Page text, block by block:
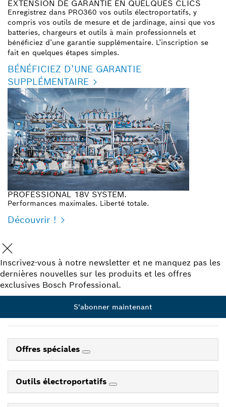
EXTENSION DE GARANTIE EN QUELQUES CLICS
Enregistrez dans PRO360 vos outils électroportatifs, y
compris vos outils de mesure et de jardinage, ainsi que vos
batteries, chargeurs et outils à main professionnels et
bénéficiez d’une garantie supplémentaire. L’inscription se
fait en quelques étapes simples.
BÉNÉFICIEZ D’UNE GARANTIE
SUPPLÉMENTAIRE
PROFESSIONAL 18V SYSTEM.
Performances maximales. Liberté totale.
Découvrir !
Inscrivez-vous à notre newsletter et ne manquez pas les
dernières nouvelles sur les produits et les offres
exclusives Bosch Professional.
S'abonner maintenant
Offres spéciales
Outils électroportatifs